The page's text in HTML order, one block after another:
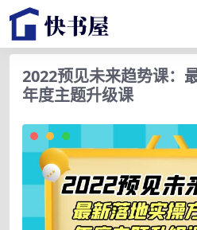
2022预见未来趋势课：
年度主题升级课